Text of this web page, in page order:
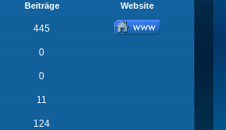
Beiträge Website
445
0
0
11
124